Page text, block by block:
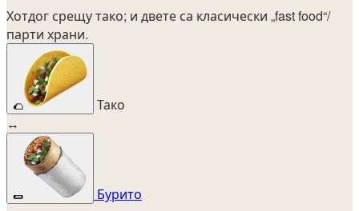
Хотдог срещу тако; и двете са класически „fast food“/
парти храни.
🌮
Тако
↔
🌯
Бурито